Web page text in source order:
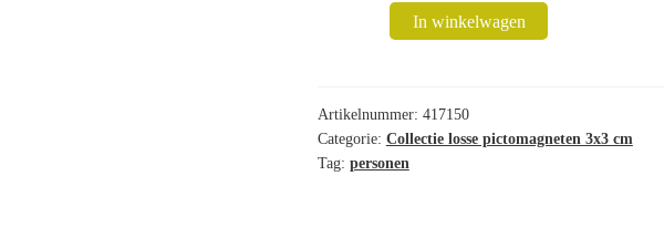
In winkelwagen
Artikelnummer: 417150
Categorie: Collectie losse pictomagneten 3x3 cm
Tag: personen